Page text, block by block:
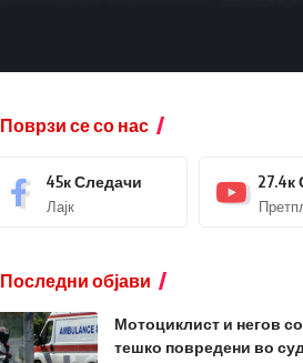
Поврзи се со нас
45кСледачи
Лајк
27.4к
Последни објави
Мотоциклист и негов
тешко повредени во